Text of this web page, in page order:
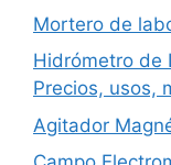
Mortero de
Hidrómetro de
Precios, usos,
Agitador